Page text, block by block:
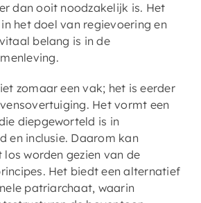
dan ooit noodzakelijk is. Het
het doel van regievoering en
belang is in de
zomaar een vak; het is eerder
Het vormt een
diepgeworteld is in
en inclusie. Daarom kan
worden gezien van de
Het biedt een alternatief
patriarchaat, waarin